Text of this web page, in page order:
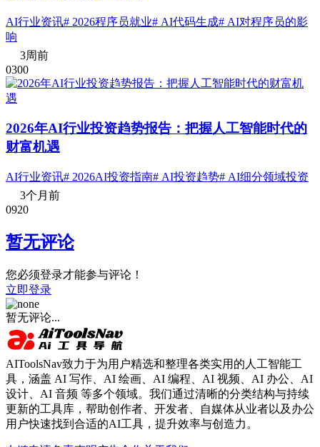
AI行业资讯# 2026程序员就业# AI代码生成# AI对程序员的影
响
3周前
0300
2026年AI行业投资趋势报告：把握人工智能时代的
财富机遇
AI行业资讯# 2026AI投资指南# AI投资趋势# AI细分领域投资
3个月前
0920
暂无评论
您必须登录才能参与评论！
立即登录
暂无评论...
AIToolsNav致力于为用户精选和整理各类实用的人工智能工
具，涵盖 AI 写作、AI 绘画、AI 编程、AI 视频、AI 办公、AI
设计、AI 音频 等多个领域。我们通过清晰的分类结构与持续
更新的工具库，帮助创作者、开发者、自媒体从业者以及办公
用户快速找到合适的AI工具，提升效率与创造力。